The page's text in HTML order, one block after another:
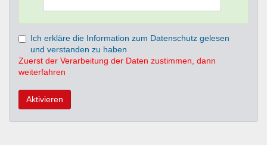
Ich erkläre die Information zum Datenschutz gelesen
und verstanden zu haben
Zuerst der Verarbeitung der Daten zustimmen, dann
weiterfahren
Aktivieren